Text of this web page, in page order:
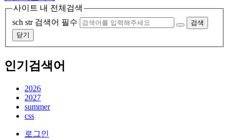
사이트 내 전체검색
sch str 검색어 필수
검색
닫기
인기검색어
2026
2027
summer
css
로그인